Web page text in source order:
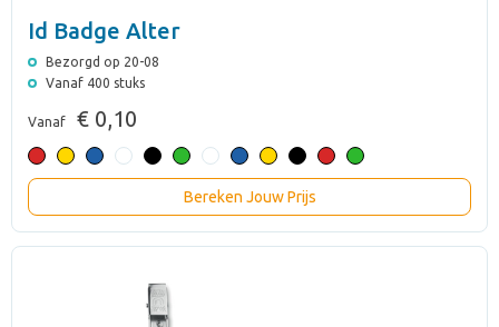
Id Badge Alter
Bezorgd op 20-08
Vanaf 400 stuks
Vanaf € 0,10
Bereken Jouw Prijs